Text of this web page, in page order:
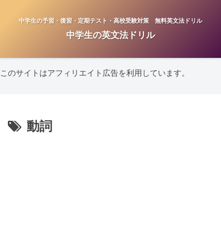
中学生の予習・復習・定期テスト・高校受験対策 無料英文法ドリル
中学生の英文法ドリル
このサイトはアフィリエイト広告を利用しています。
動詞